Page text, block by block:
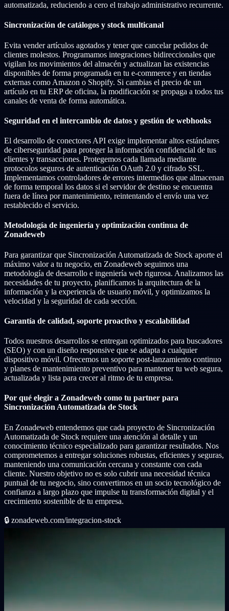
automatizada, reduciendo a cero el trabajo administrativo recurrente.
Sincronización de catálogos y stock multicanal
Evita vender artículos agotados y tener que cancelar pedidos de
clientes molestos. Programamos integraciones bidireccionales que
vigilan los movimientos del almacén y actualizan las existencias
disponibles de forma programada en tu e-commerce y en tiendas
externas como Amazon o Shopify. Si cambias el precio de un
artículo en tu ERP de oficina, la modificación se propaga a todos tus
canales de venta de forma automática.
Seguridad en el intercambio de datos y gestión de webhooks
El desarrollo de conectores API exige implementar altos estándares
de ciberseguridad para proteger la información confidencial de tus
clientes y transacciones. Protegemos cada llamada mediante
protocolos seguros de autenticación OAuth 2.0 y cifrado SSL.
Implementamos controladores de errores intermedios que almacenan
de forma temporal los datos si el servidor de destino se encuentra
fuera de línea por mantenimiento, reintentando el envío una vez
restablecido el servicio.
Metodología de ingeniería y optimización continua de
Zonadeweb
Para garantizar que Sincronización Automatizada de Stock aporte el
máximo valor a tu negocio, en Zonadeweb seguimos una
metodología de desarrollo e ingeniería web rigurosa. Analizamos las
necesidades de tu proyecto, planificamos la arquitectura de la
información y la experiencia de usuario móvil, y optimizamos la
velocidad y la seguridad de cada sección.
Garantía de calidad, soporte proactivo y escalabilidad
Todos nuestros desarrollos se entregan optimizados para buscadores
(SEO) y con un diseño responsive que se adapta a cualquier
dispositivo móvil. Ofrecemos un soporte post-lanzamiento continuo
y planes de mantenimiento preventivo para mantener tu web segura,
actualizada y lista para crecer al ritmo de tu empresa.
Por qué elegir a Zonadeweb como tu partner para
Sincronización Automatizada de Stock
En Zonadeweb entendemos que cada proyecto de Sincronización
Automatizada de Stock requiere una atención al detalle y un
conocimiento técnico especializado para garantizar resultados. Nos
comprometemos a entregar soluciones robustas, eficientes y seguras,
manteniendo una comunicación cercana y constante con cada
cliente. Nuestro objetivo no es solo cubrir una necesidad técnica
puntual de tu negocio, sino convertirnos en un socio tecnológico de
confianza a largo plazo que impulse tu transformación digital y el
crecimiento sostenible de tu empresa.
🔒 zonadeweb.com/integracion-stock